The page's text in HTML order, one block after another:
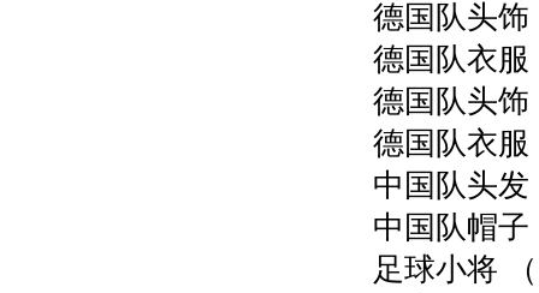
德国队头饰
德国队衣服
德国队头饰
德国队衣服
中国队头发
中国队帽子
足球小将